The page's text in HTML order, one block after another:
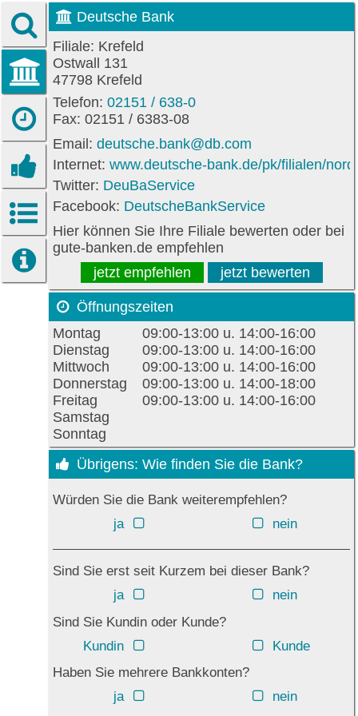
Deutsche Bank
Filiale: Krefeld
Ostwall 131
47798 Krefeld
Telefon: 02151 / 638-0
Fax: 02151 / 6383-08
Email: deutsche.bank@db.com
Internet: www.deutsche-bank.de/pk/filialen/
Twitter: DeuBaService
Facebook: DeutscheBankService
Hier können Sie Ihre Filiale bewerten oder bei
gute-banken.de empfehlen
jetzt empfehlen
jetzt bewerten
Öffnungszeiten
Montag
09:00-13:00 u. 14:00-16:00
Dienstag
09:00-13:00 u. 14:00-16:00
Mittwoch
09:00-13:00 u. 14:00-16:00
Donnerstag
09:00-13:00 u. 14:00-18:00
Freitag
09:00-13:00 u. 14:00-16:00
Samstag
Sonntag
Übrigens: Wie finden Sie die Bank?
Würden Sie die Bank weiterempfehlen?
ja
nein
Sind Sie erst seit Kurzem bei dieser Bank?
ja
nein
Sind Sie Kundin oder Kunde?
Kundin
Kunde
Haben Sie mehrere Bankkonten?
ja
nein